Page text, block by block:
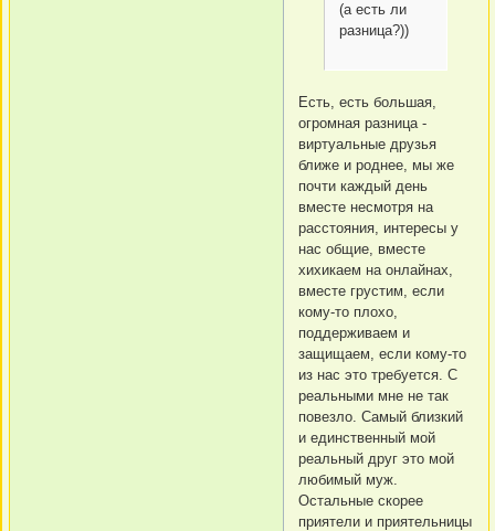
(а есть ли
разница?))
Есть, есть большая,
огромная разница -
виртуальные друзья
ближе и роднее, мы же
почти каждый день
вместе несмотря на
расстояния, интересы у
нас общие, вместе
хихикаем на онлайнах,
вместе грустим, если
кому-то плохо,
поддерживаем и
защищаем, если кому-то
из нас это требуется. С
реальными мне не так
повезло. Самый близкий
и единственный мой
реальный друг это мой
любимый муж.
Остальные скорее
приятели и приятельницы